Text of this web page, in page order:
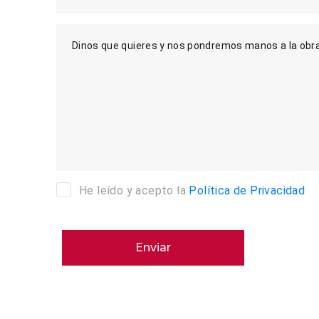
Dinos que quieres y nos pondremos manos a la
He leído y acepto la Política de Privacidad
Enviar